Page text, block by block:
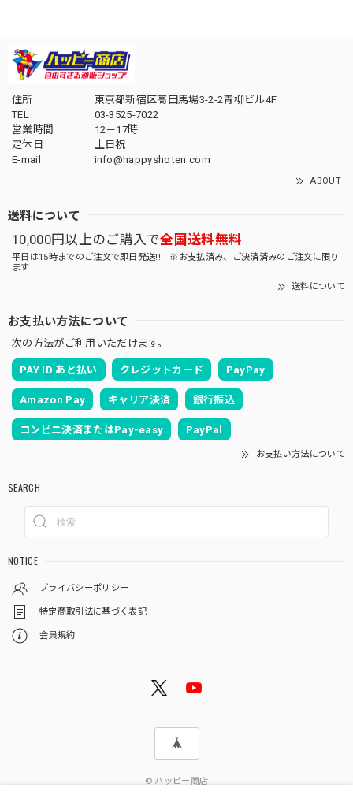
住所
東京都新宿区高田馬場3-2-2青柳ビル4F
TEL
03-3525-7022
営業時間
12－17時
定休日
土日祝
E-mail
info@happyshoten.com
ABOUT
送料について
10,000円以上のご購入で全国送料無料
平日は15時までのご注文で即日発送!! ※お支払済み、ご決済済みのご注文に限り
ます
送料について
お支払い方法について
次の方法がご利用いただけます。
PAY ID あと払い クレジットカード PayPay
Amazon Pay キャリア決済 銀行振込
コンビニ決済またはPay-easy PayPal
お支払い方法について
SEARCH
NOTICE
プライバシーポリシー
特定商取引法に基づく表記
会員規約
© ハッピー商店